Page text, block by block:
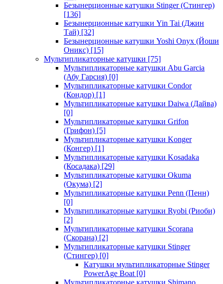
Безынерционные катушки Stinger (Стингер)
[136]
Безынерционные катушки Yin Tai (Джин
Тай) [32]
Безынерционные катушки Yoshi Onyx (Йоши
Оникс) [15]
Мультипликаторные катушки [75]
Мультипликаторные катушки Abu Garcia
(Абу Гарсия) [0]
Мультипликаторные катушки Condor
(Кондор) [1]
Мультипликаторные катушки Daiwa (Дайва)
[0]
Мультипликаторные катушки Grifon
(Грифон) [5]
Мультипликаторные катушки Konger
(Конгер) [1]
Мультипликаторные катушки Kosadaka
(Косадака) [29]
Мультипликаторные катушки Okuma
(Окума) [2]
Мультипликаторные катушки Penn (Пенн)
[0]
Мультипликаторные катушки Ryobi (Риоби)
[2]
Мультипликаторные катушки Scorana
(Скорана) [2]
Мультипликаторные катушки Stinger
(Стингер) [0]
Катушки мультипликаторные Stinger
PowerAge Boat [0]